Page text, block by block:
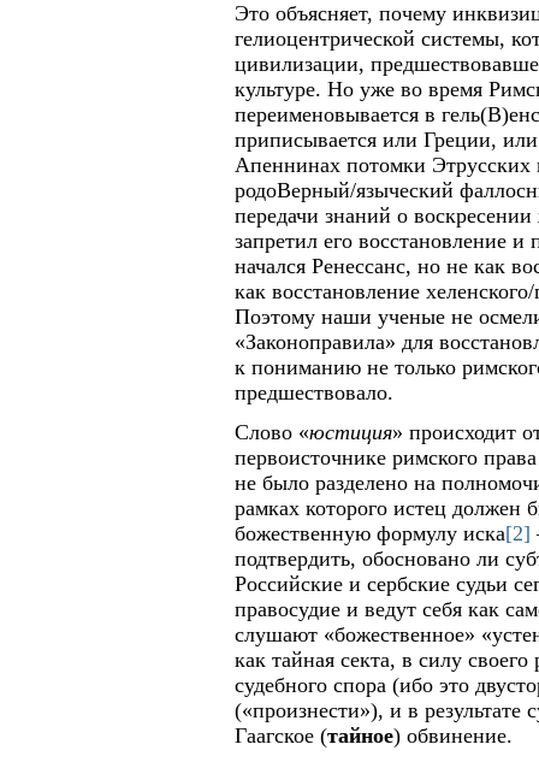
Это объясняет, почему
гелиоцентрической системы,
цивилизации,
культуре. Но уже во время
переименовывается в
приписывается или Греции,
Апеннинах потомки
родоВерный/языческий
передачи знаний о
запретил его восстановление
начался Ренессанс, но не как
как восстановление
Поэтому наши ученые не
«Законоправила» для
к пониманию не только
предшествовало.
Слово «юстиция» происходит
первоисточнике римского
не было разделено на
рамках которого истец должен
божественную формулу иска[2]
подтвердить, обосновано ли
Российские и сербские судьи
правосудие и ведут себя как
слушают «божественное»
как тайная секта, в силу
судебного спора (ибо это
(«произнести»), и в результате
Гаагское (тайное) обвинение.